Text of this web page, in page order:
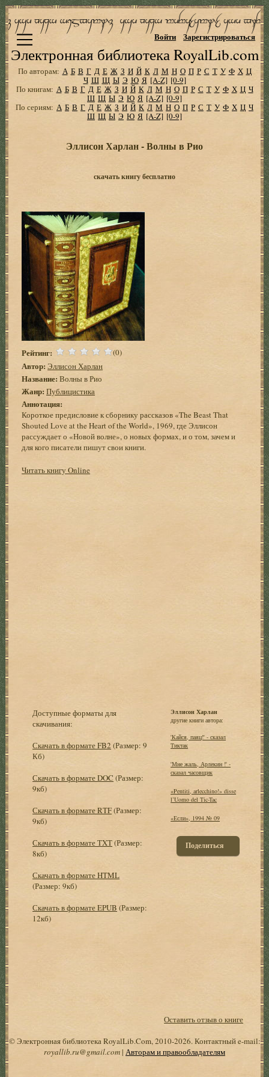
Электронная библиотека RoyalLib.com
Войти Зарегистрироваться
По авторам: А Б В Г Д Е Ж З И Й К Л М Н О П Р С Т У Ф Х Ц
Ч Ш Щ Ы Э Ю Я [A-Z] [0-9]
По книгам: А Б В Г Д Е Ж З И Й К Л М Н О П Р С Т У Ф Х Ц Ч
Ш Щ Ы Э Ю Я [A-Z] [0-9]
По сериям: А Б В Г Д Е Ж З И Й К Л М Н О П Р С Т У Ф Х Ц Ч
Ш Щ Ы Э Ю Я [A-Z] [0-9]
Эллисон Харлан - Волны в Рио
скачать книгу бесплатно
Рейтинг: (0)
Автор: Эллисон Харлан
Название: Волны в Рио
Жанр: Публицистика
Аннотация:
Короткое предисловие к сборнику рассказов «The Beast That
Shouted Love at the Heart of the World», 1969, где Эллисон
рассуждает о «Новой волне», о новых формах, и о том, зачем и
для кого писатели пишут свои книги.
Читать книгу Online
Доступные форматы для
скачивания:
Скачать в формате FB2 (Размер: 9
Кб)
Скачать в формате DOC (Размер:
9кб)
Скачать в формате RTF(Размер:
9кб)
Скачать в формате TXT(Размер:
8кб)
Скачать в формате HTML
(Размер: 9кб)
Скачать в формате EPUB (Размер:
12кб)
Эллисон Харлан
другие книги автора:
'Кайся, паяц!' - сказал
Тиктак
'Мне жаль, Арлекин !' -
сказал часовщик
«Pentiti, arlecchino!» disse
l’Uomo del Tic-Tac
«Если», 1994 № 09
Поделиться
Оставить отзыв о книге
© Электронная библиотека RoyalLib.Com, 2010-2026. Контактный e-mail:
royallib.ru@gmail.com| Авторам и правообладателям